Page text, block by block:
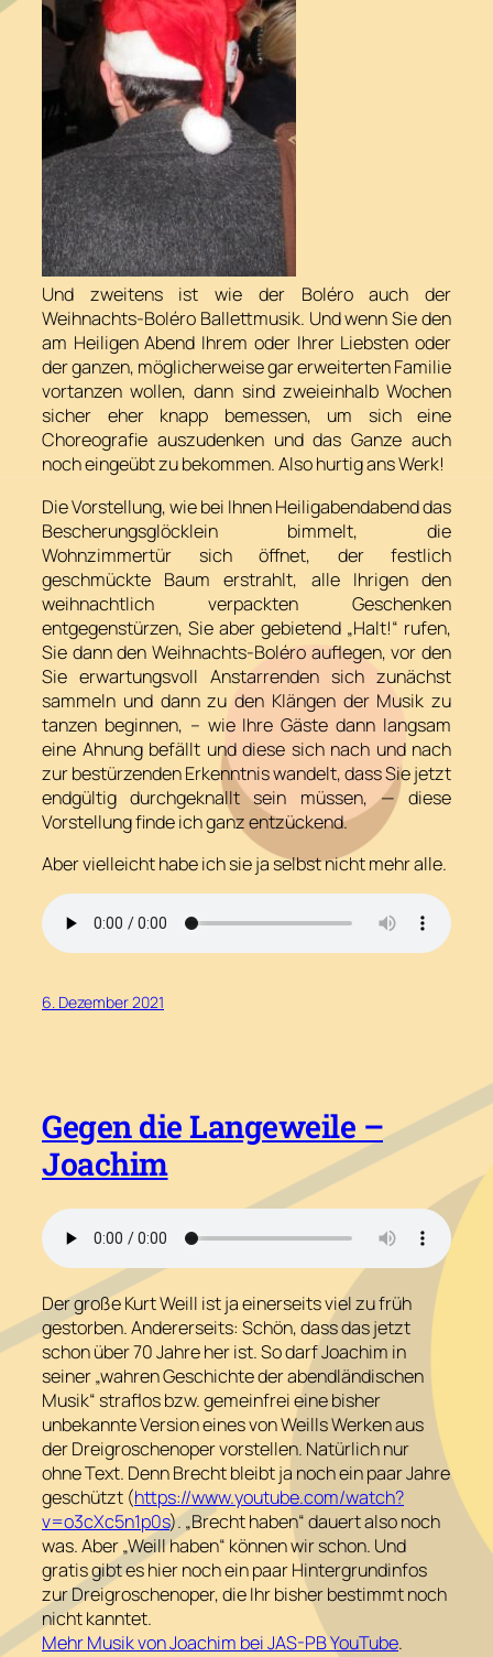
Und zweitens ist wie der Boléro auch der
Weihnachts-Boléro Ballettmusik. Und wenn Sie den
am Heiligen Abend Ihrem oder Ihrer Liebsten oder
der ganzen, möglicherweise gar erweiterten Familie
vortanzen wollen, dann sind zweieinhalb Wochen
sicher eher knapp bemessen, um sich eine
Choreografie auszudenken und das Ganze auch
noch eingeübt zu bekommen. Also hurtig ans Werk!
Die Vorstellung, wie bei Ihnen Heiligabendabend das
Bescherungsglöcklein bimmelt, die
Wohnzimmertür sich öffnet, der festlich
geschmückte Baum erstrahlt, alle Ihrigen den
weihnachtlich verpackten Geschenken
entgegenstürzen, Sie aber gebietend „Halt!“ rufen,
Sie dann den Weihnachts-Boléro auflegen, vor den
Sie erwartungsvoll Anstarrenden sich zunächst
sammeln und dann zu den Klängen der Musik zu
tanzen beginnen, – wie Ihre Gäste dann langsam
eine Ahnung befällt und diese sich nach und nach
zur bestürzenden Erkenntnis wandelt, dass Sie jetzt
endgültig durchgeknallt sein müssen, — diese
Vorstellung finde ich ganz entzückend.
Aber vielleicht habe ich sie ja selbst nicht mehr alle.
6. Dezember 2021
Gegen die Langeweile –
Joachim
Der große Kurt Weill ist ja einerseits viel zu früh
gestorben. Andererseits: Schön, dass das jetzt
schon über 70 Jahre her ist. So darf Joachim in
seiner „wahren Geschichte der abendländischen
Musik“ straflos bzw. gemeinfrei eine bisher
unbekannte Version eines von Weills Werken aus
der Dreigroschenoper vorstellen. Natürlich nur
ohne Text. Denn Brecht bleibt ja noch ein paar Jahre
geschützt (https://www.youtube.com/watch?
v=o3cXc5n1p0s). „Brecht haben“ dauert also noch
was. Aber „Weill haben“ können wir schon. Und
gratis gibt es hier noch ein paar Hintergrundinfos
zur Dreigroschenoper, die Ihr bisher bestimmt noch
nicht kanntet.
Mehr Musik von Joachim bei JAS-PB YouTube.